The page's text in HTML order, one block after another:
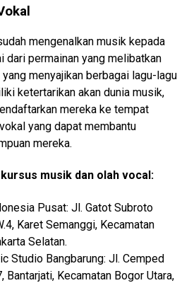
mengenalkan musik kepada
dari permainan yang melibatkan
menyajikan berbagai lagu-lagu
ketertarikan akan dunia musik,
mereka ke tempat
yang dapat membantu
mereka.
musik dan olah vocal:
Pusat: Jl. Gatot Subroto
Karet Semanggi, Kecamatan
Selatan.
Studio Bangbarung: Jl. Cemped
Bantarjati, Kecamatan Bogor Utara,